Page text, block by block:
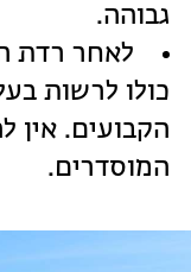
גבוהה.
לאחר רדת
כולו לרשות
הקבועים. אין
המוסדרים.